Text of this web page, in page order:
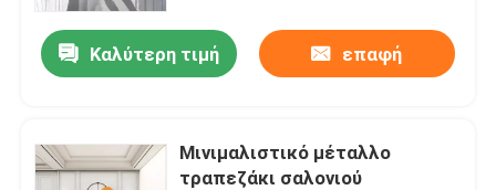
Καλύτερη τιμή επαφή
Μινιμαλιστικό μέταλλο
τραπεζάκι σαλονιού